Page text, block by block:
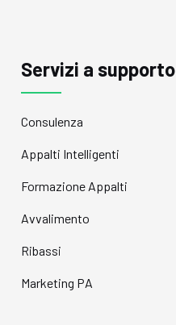
Servizi a supporto
Consulenza
Appalti Intelligenti
Formazione Appalti
Avvalimento
Ribassi
Marketing PA